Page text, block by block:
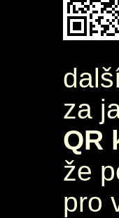
za
QR
že
pro